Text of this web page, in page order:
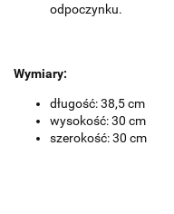
odpoczynku.
Wymiary:
długość: 38,5 cm
wysokość: 30 cm
szerokość: 30 cm